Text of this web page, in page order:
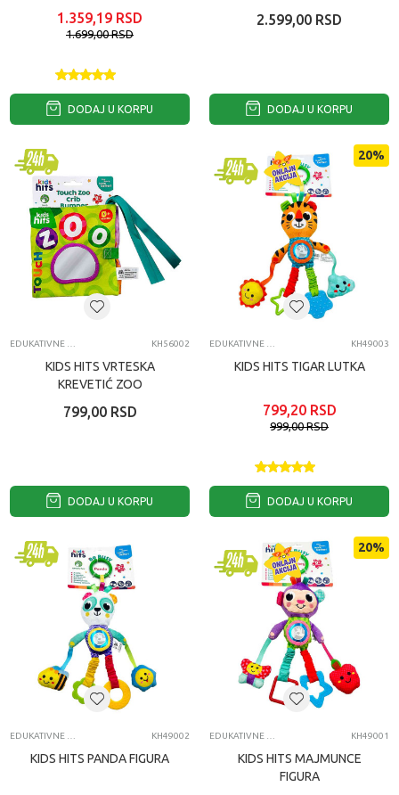
1.359,19 RSD
1.699,00RSD
DODAJ U KORPU
2.599,00 RSD
DODAJ U KORPU
KH56002
KIDS HITS VRTESKA
KREVETIĆ ZOO
799,00 RSD
DODAJ U KORPU
20%
KH49003
KIDS HITS TIGAR LUTKA
799,20 RSD
999,00RSD
DODAJ U KORPU
KH49002
KIDS HITS PANDA FIGURA
20%
KH49001
KIDS HITS MAJMUNCE
FIGURA